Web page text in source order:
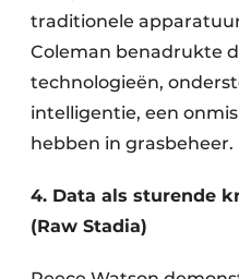
traditionele
Coleman benadrukte
technologieën,
intelligentie, een
hebben in grasbeheer​.
4. Data als sturende
(Raw Stadia)